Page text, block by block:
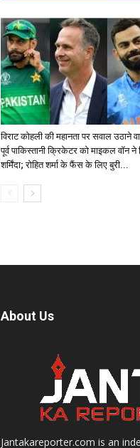
विराट कोहली की महानता पर सवाल उठाने
पूर्व पाकिस्तानी क्रिकेटर को माइकल वॉन ने
शर्मिंदा; रोहित शर्मा के फैंस के लिए बुरी...
About Us
Jantakareporter.com is an